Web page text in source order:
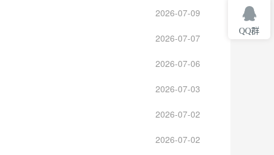
2026-07-09
2026-07-07
2026-07-06
2026-07-03
2026-07-02
2026-07-02
QQ群